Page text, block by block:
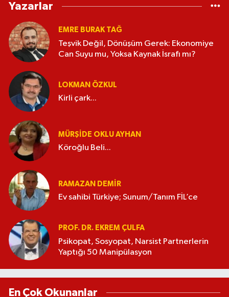
Yazarlar
EMRE BURAK TAĞ
Teşvik Değil, Dönüşüm Gerek: Ekonomiye
Can Suyu mu, Yoksa Kaynak İsrafı mı?
LOKMAN ÖZKUL
Kirli çark...
MÜRŞIDE OKLU AYHAN
Köroğlu Beli...
RAMAZAN DEMİR
Ev sahibi Türkiye; Sunum/Tanım FİL’ce
PROF. DR. EKREM ÇULFA
Psikopat, Sosyopat, Narsist Partnerlerin
Yaptığı 50 Manipülasyon
En Çok Okunanlar